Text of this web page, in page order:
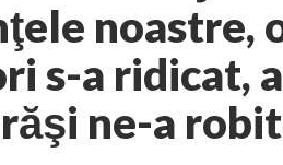
noastre,
s-a ridicat,
ne-a